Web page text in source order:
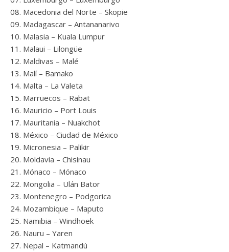
Macedonia del Norte – Skopie
Madagascar – Antananarivo
Malasia – Kuala Lumpur
Malaui – Lilongüe
Maldivas – Malé
Malí – Bamako
Malta – La Valeta
Marruecos – Rabat
Mauricio – Port Louis
Mauritania – Nuakchot
México – Ciudad de México
Micronesia – Palikir
Moldavia – Chisinau
Mónaco – Mónaco
Mongolia – Ulán Bator
Montenegro – Podgorica
Mozambique – Maputo
Namibia – Windhoek
Nauru – Yaren
Nepal – Katmandú